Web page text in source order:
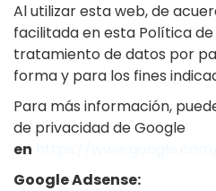
Al utilizar esta web, de
facilitada en esta Política
tratamiento de datos por
forma y para los fines
Para más información,
de privacidad de Google
en
Google Adsense: